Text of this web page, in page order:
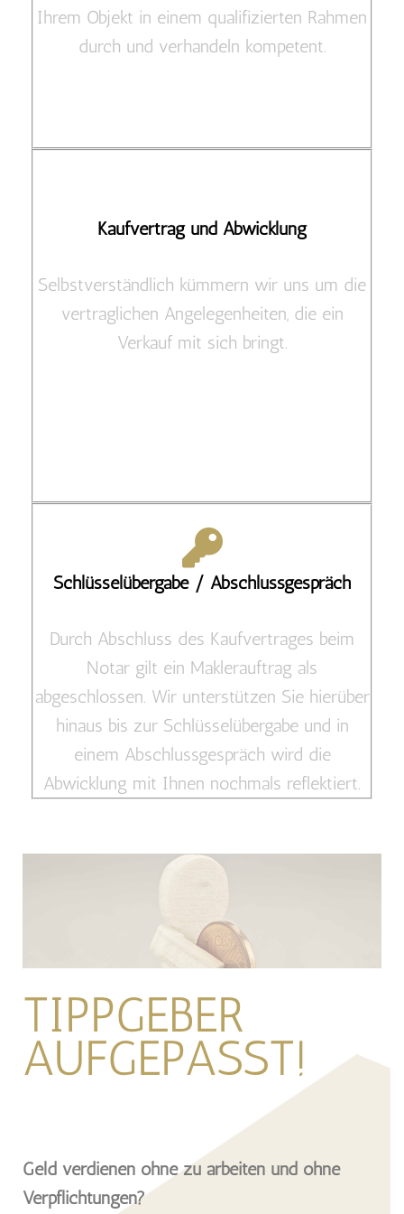
Ihrem Objekt in einem qualifizierten Rahmen
durch und verhandeln kompetent.
Kaufvertrag und Abwicklung
Selbstverständlich kümmern wir uns um die
vertraglichen Angelegenheiten, die ein
Verkauf mit sich bringt.
Schlüsselübergabe / Abschlussgespräch
Durch Abschluss des Kaufvertrages beim
Notar gilt ein Maklerauftrag als
abgeschlossen. Wir unterstützen Sie hierüber
hinaus bis zur Schlüsselübergabe und in
einem Abschlussgespräch wird die
Abwicklung mit Ihnen nochmals reflektiert.
TIPPGEBER
AUFGEPASST!
Geld verdienen ohne zu arbeiten und ohne
Verpflichtungen?